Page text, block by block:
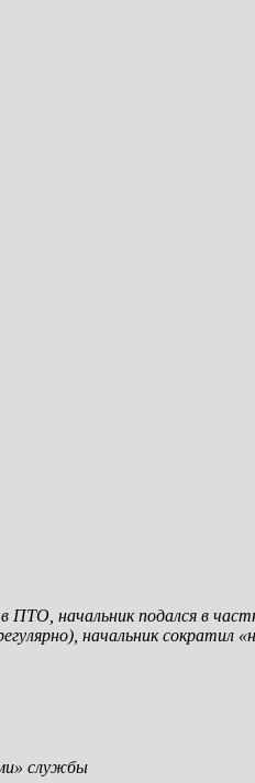
ПТО, начальник подался в
начальник сократил
службы